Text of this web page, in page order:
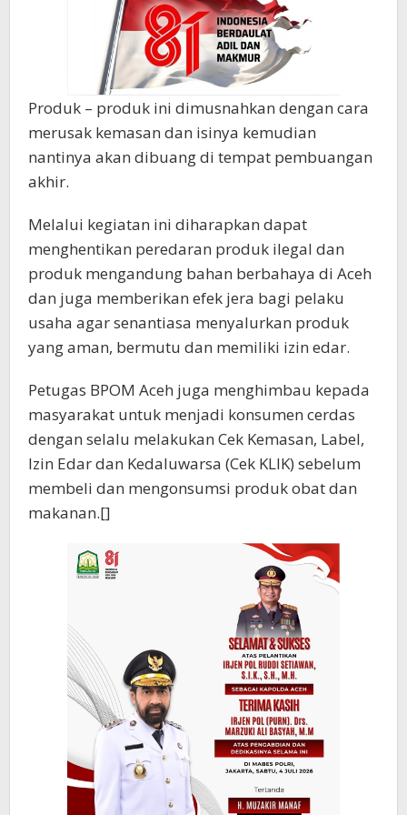
Produk – produk ini dimusnahkan dengan cara
merusak kemasan dan isinya kemudian
nantinya akan dibuang di tempat pembuangan
akhir.
Melalui kegiatan ini diharapkan dapat
menghentikan peredaran produk ilegal dan
produk mengandung bahan berbahaya di Aceh
dan juga memberikan efek jera bagi pelaku
usaha agar senantiasa menyalurkan produk
yang aman, bermutu dan memiliki izin edar.
Petugas BPOM Aceh juga menghimbau kepada
masyarakat untuk menjadi konsumen cerdas
dengan selalu melakukan Cek Kemasan, Label,
Izin Edar dan Kedaluwarsa (Cek KLIK) sebelum
membeli dan mengonsumsi produk obat dan
makanan.[]